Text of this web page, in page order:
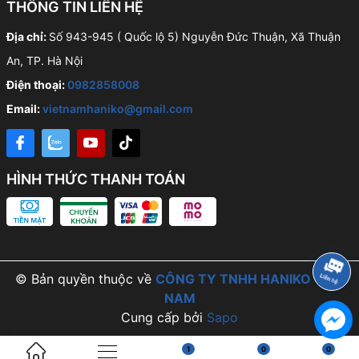
THÔNG TIN LIÊN HỆ
Địa chỉ: Số 943-945 ( Quốc lộ 5) Nguyễn Đức Thuận, Xã Thuận
An, TP. Hà Nội
Điện thoại:0982858008
Email:vietnamhaniko@gmail.com
HÌNH THỨC THANH TOÁN
© Bản quyền thuộc về CÔNG TY TNHH HANIKO VIỆT
NAM
Cung cấp bởi Sapo
1 0 0